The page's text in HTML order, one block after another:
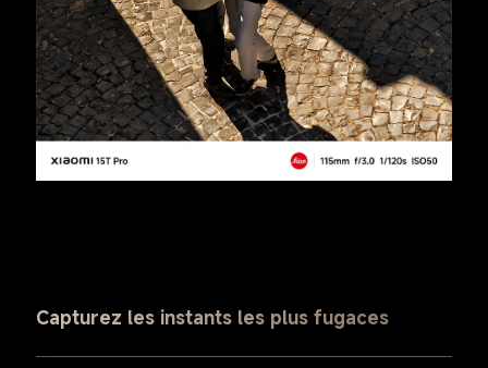
Capturez les instants les plus fugaces